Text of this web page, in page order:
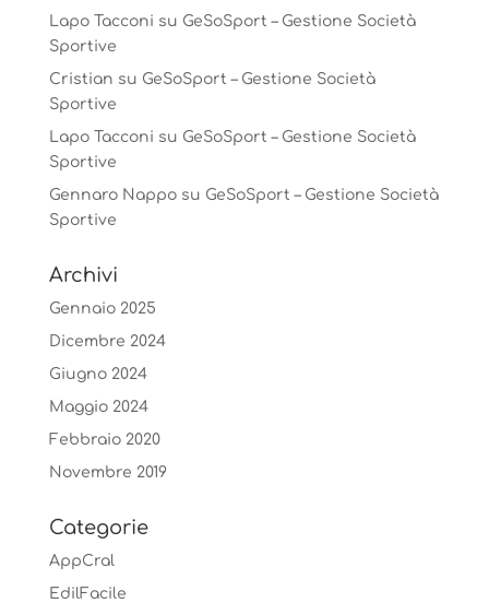
Lapo Tacconi su GeSoSport – Gestione Società
Sportive
Cristian su GeSoSport – Gestione Società
Sportive
Lapo Tacconi su GeSoSport – Gestione Società
Sportive
Gennaro Napposu GeSoSport – Gestione Società
Sportive
Archivi
Gennaio 2025
Dicembre 2024
Giugno 2024
Maggio 2024
Febbraio 2020
Novembre 2019
Categorie
AppCral
EdilFacile